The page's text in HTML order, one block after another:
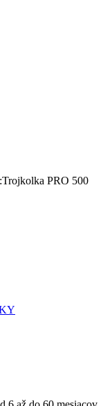
:Trojkolka PRO 500